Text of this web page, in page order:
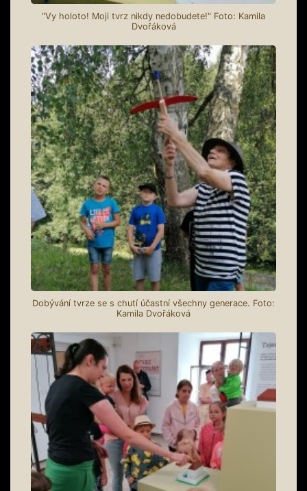
"Vy holoto! Moji tvrz nikdy nedobudete!" Foto: Kamila
Dvořáková
Dobývání tvrze se s chutí účastní všechny generace. Foto:
Kamila Dvořáková